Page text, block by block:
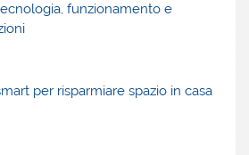
funzionamento e
per risparmiare spazio in casa